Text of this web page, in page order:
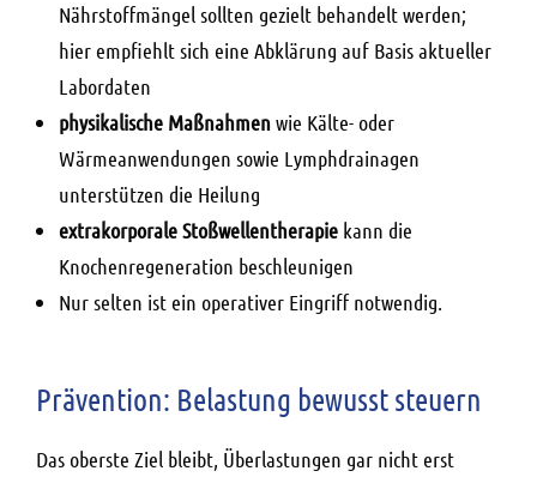
Nährstoffmängel sollten gezielt behandelt werden;
hier empfiehlt sich eine Abklärung auf Basis aktueller
Labordaten
physikalische Maßnahmenwie Kälte- oder
Wärmeanwendungen sowie Lymphdrainagen
unterstützen die Heilung
extrakorporale Stoßwellentherapie kann die
Knochenregeneration beschleunigen
Nur selten ist ein operativer Eingriff notwendig.
Prävention: Belastung bewusst steuern
Das oberste Ziel bleibt, Überlastungen gar nicht erst